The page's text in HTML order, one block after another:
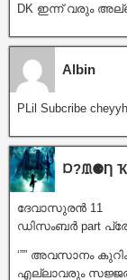
DK ഇന്ന് വരും
Albin
PLil Subcribe
Ɒ?ᙢ⚈Ƞ
ദേവാസുരൻ 11
ഡിസംബർ part
‘”” അവസാനം
എല്ലാവരും